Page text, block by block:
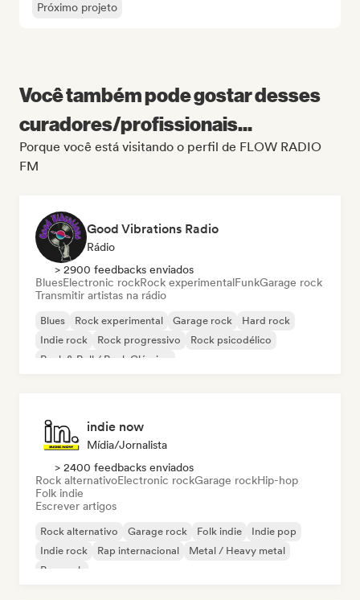
Próximo projeto
Você também pode gostar desses
curadores/profissionais...
Porque você está visitando o perfil de FLOW RADIO
FM
Good Vibrations Radio
Rádio
> 2900 feedbacks enviados
BluesElectronic rockRock experimentalFunkGarage rock
Transmitir artistas na rádio
Blues Rock experimental Garage rock
Hard rock
Indie rock
Rock progressivo
Rock psicodélico
Rock & Roll / Rock Clássico
indie now
Mídia/Jornalista
> 2400 feedbacks enviados
Rock alternativoElectronic rockGarage rockHip-hop
Folk indie
Escrever artigos
Rock alternativo Garage rock Folk indie
Indie pop
Indie rock
Rap internacional
Metal / Heavy metal
Pop rock